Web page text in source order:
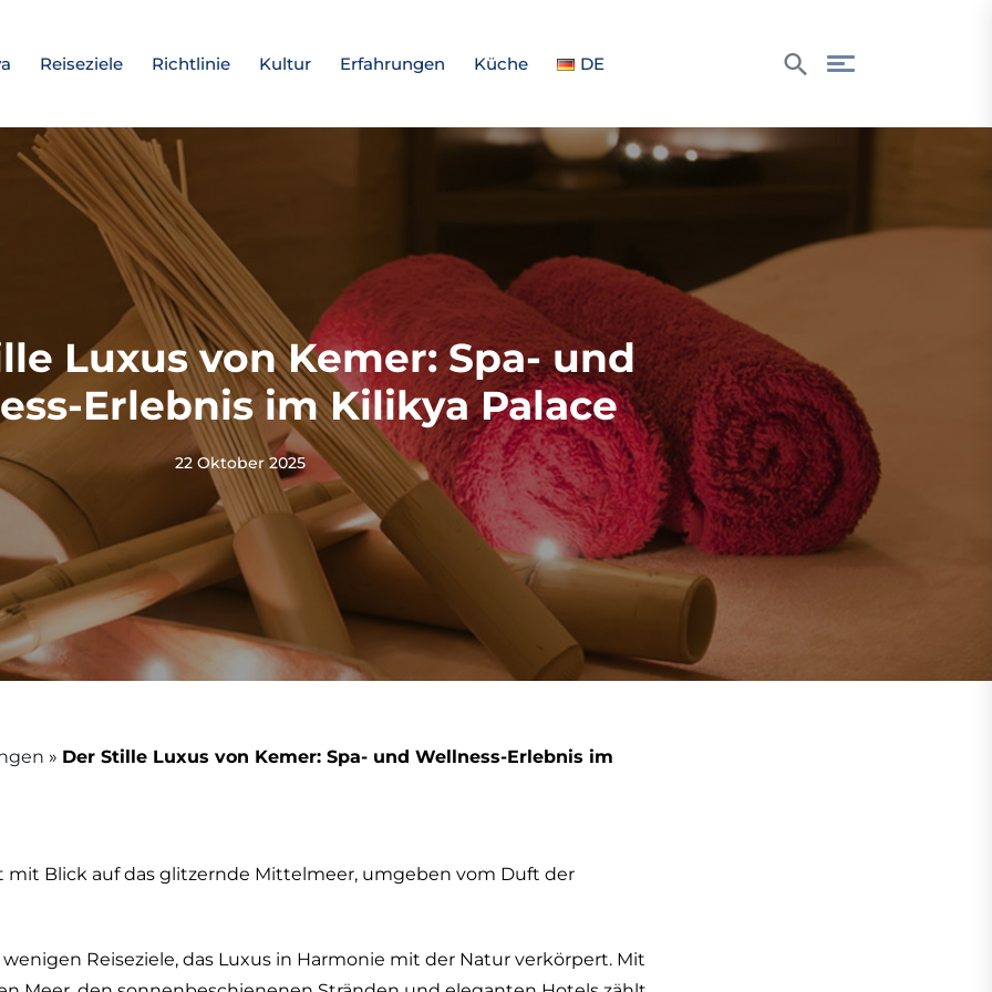
Reiseziele Richtlinie Kultur Erfahrungen Küche DE
Luxus von Kemer: Spa- und
Erlebnis im Kilikya Palace
22 Oktober 2025
» Der Stille Luxus von Kemer: Spa- und Wellness-Erlebnis im
mit Blick auf das glitzernde Mittelmeer, umgeben vom Duft der
Reiseziele, das Luxus in Harmonie mit der Natur verkörpert. Mit